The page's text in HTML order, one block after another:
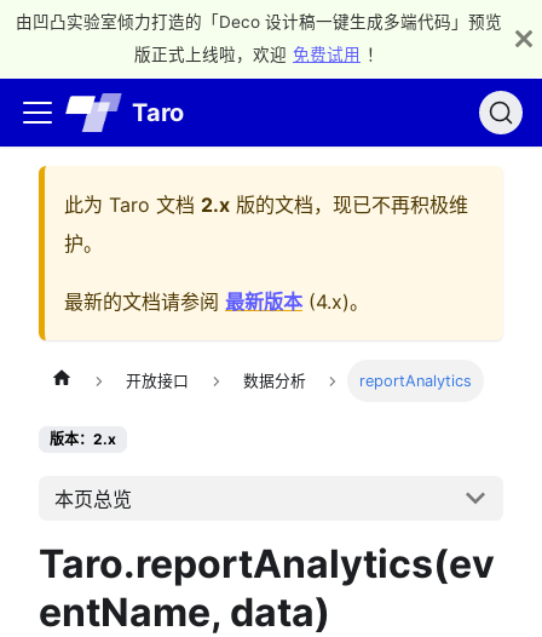
由凹凸实验室倾力打造的「Deco 设计稿一键生成多端代码」预览
版正式上线啦，欢迎 免费试用 ！
Taro
此为 Taro 文档 2.x 版的文档，现已不再积极维
护。
最新的文档请参阅 最新版本 (4.x)。
开放接口 数据分析 reportAnalytics
版本：2.x
本页总览
Taro.reportAnalytics(ev
entName, data)